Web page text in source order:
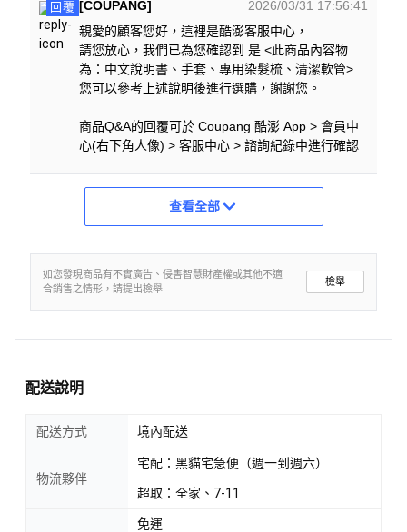
回覆 [COUPANG]
2026/03/31 17:56:41
親愛的顧客您好，這裡是酷澎客服中心，
請您放心，我們已為您確認到 是 <此商品內容物
為：中文說明書、手套、專用染髮梳、清潔軟管>
您可以參考上述說明後進行選購，謝謝您。
商品Q&A的回覆可於 Coupang 酷澎 App > 會員中
心(右下角人像) > 客服中心 > 諮詢紀錄中進行確認
查看全部
如您發現商品有不實廣告、侵害智慧財產權或其他不適
合銷售之情形，請提出檢舉
檢舉
配送說明
配送方式 境內配送
物流夥伴
宅配：黑貓宅急便（週一到週六）
超取：全家、7-11
免運